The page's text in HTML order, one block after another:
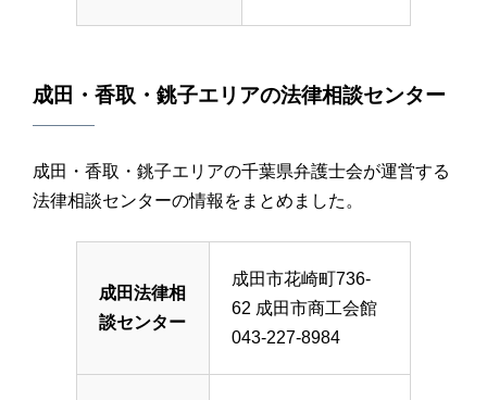
成田・香取・銚子エリアの法律相談センター
成田・香取・銚子エリアの千葉県弁護士会が運営する
法律相談センターの情報をまとめました。
成田法律相
談センター
成田市花崎町736-
62 成田市商工会館
043-227-8984